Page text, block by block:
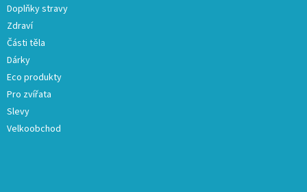
Doplňky stravy
Zdraví
Části těla
Dárky
Eco produkty
Pro zvířata
Slevy
Velkoobchod